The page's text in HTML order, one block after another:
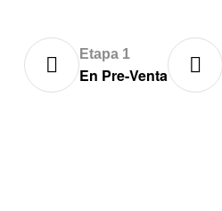
Etapa 1
En Pre-Venta